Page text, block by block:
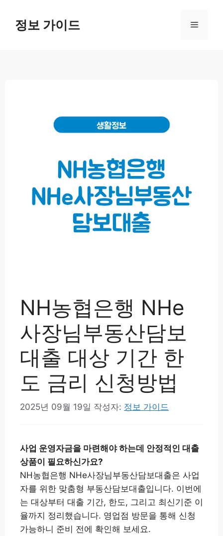
정보 가이드 메
NH농협은행 NHe
사장님부동산담보
대출 대상 기간 한
도 금리 신청방법
2025년 09월 19일 작성자: 정보 가이드
사업 운영자금을 마련해야 하는데 안정적인 대출
상품이 필요하신가요?
NH농협은행 NHe사장님부동산담보대출은 사업
자를 위한 맞춤형 부동산담보대출입니다. 이번에
는 대상부터 대출 기간, 한도, 그리고 최신기준 이
율까지 정리했습니다. 영업점 방문을 통해 신청
가능하니 준비 전에 확인해 보세요.